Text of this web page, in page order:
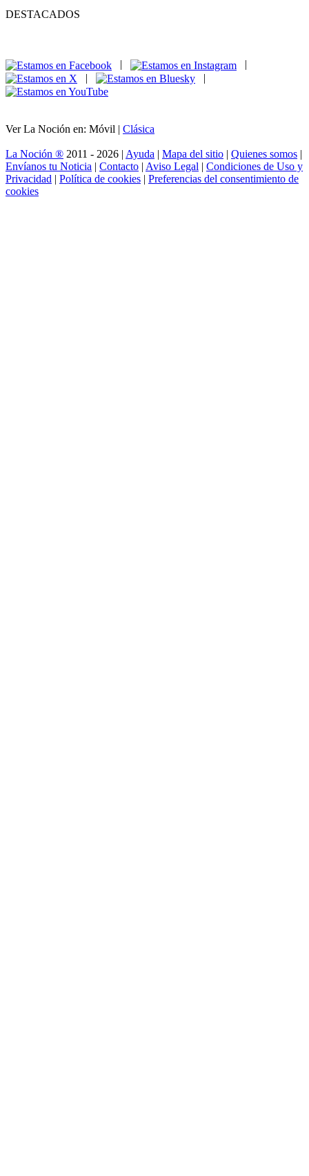
DESTACADOS
|
|
Ver La Noción en: Móvil | Clásica
La Noción ® 2011 - 2026 | Ayuda | Mapa del sitio | Quienes somos |
Envíanos tu Noticia | Contacto | Aviso Legal | Condiciones de Uso y
Privacidad | Política de cookies | Preferencias del consentimiento de
cookies